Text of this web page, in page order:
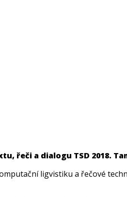
řeči a dialogu TSD 2018.
ligvistiku a řečové